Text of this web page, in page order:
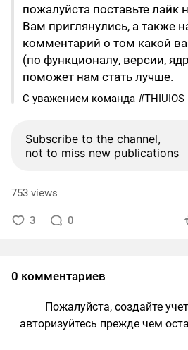
пожалуйста поставьте лайк
Вам приглянулись, а также
комментарий о том какой
(по функционалу, версии,
поможет нам стать лучше.
С уважением команда #THIUIOS
Subscribe to the channel,
not to miss new publications
753 views
3 0
0 комментариев
Пожалуйста, создайте
авторизуйтесь прежде чем